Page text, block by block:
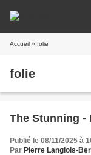
Accueil » folie
folie
The Stunning -
Publié le 08/11/2025 à
Par Pierre Langlois-